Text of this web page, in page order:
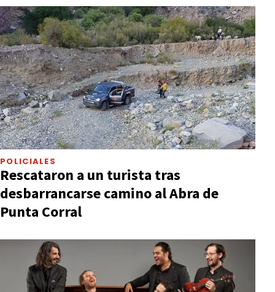
POLICIALES
Rescataron a un turista tras
desbarrancarse camino al Abra de
Punta Corral